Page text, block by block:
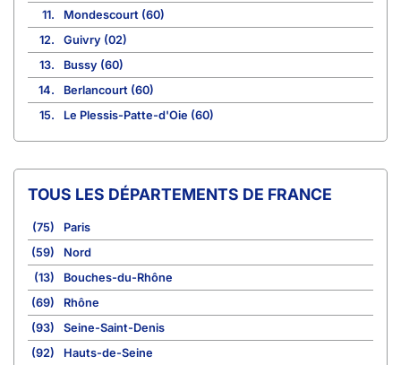
11.
Mondescourt (60)
12.
Guivry (02)
13.
Bussy (60)
14.
Berlancourt (60)
15.
Le Plessis-Patte-d'Oie (60)
TOUS LES DÉPARTEMENTS DE FRANCE
(75)
Paris
(59)
Nord
(13)
Bouches-du-Rhône
(69)
Rhône
(93)
Seine-Saint-Denis
(92)
Hauts-de-Seine